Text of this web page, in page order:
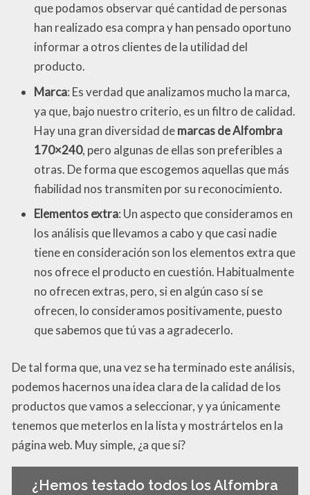
que podamos observar qué cantidad de personas
han realizado esa compra y han pensado oportuno
informar a otros clientes de la utilidad del
producto.
Marca: Es verdad que analizamos mucho la marca,
ya que, bajo nuestro criterio, es un filtro de calidad.
Hay una gran diversidad demarcas de Alfombra
170×240, pero algunas de ellas son preferibles a
otras. De forma que escogemos aquellas que más
fiabilidad nos transmiten por su reconocimiento.
Elementos extra: Un aspecto que consideramos en
los análisis que llevamos a cabo y que casi nadie
tiene en consideración son los elementos extra que
nos ofrece el producto en cuestión. Habitualmente
no ofrecen extras, pero, si en algún caso sí se
ofrecen, lo consideramos positivamente, puesto
que sabemos que tú vas a agradecerlo.
De tal forma que, una vez se ha terminado este análisis,
podemos hacernos una idea clara de la calidad de los
productos que vamos a seleccionar, y ya únicamente
tenemos que meterlos en la lista y mostrártelos en la
página web. Muy simple, ¿a que sí?
¿Hemos testado todos los Alfombra